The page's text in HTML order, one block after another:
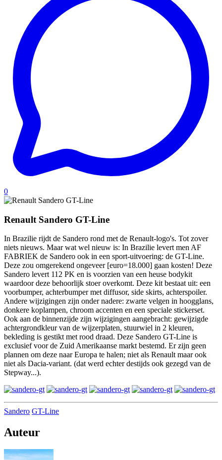
0
Renault Sandero GT-Line
In Brazilie rijdt de Sandero rond met de Renault-logo's. Tot zover
niets nieuws. Maar wat wel nieuw is: In Brazilie levert men AF
FABRIEK de Sandero ook in een sport-uitvoering: de GT-Line.
Deze zou omgerekend ongeveer [euro=18.000] gaan kosten! Deze
Sandero levert 112 PK en is voorzien van een heuse bodykit
waardoor deze behoorlijk stoer overkomt. Deze kit bestaat uit: een
voorbumper, achterbumper met diffusor, side skirts, achterspoiler.
Andere wijzigingen zijn onder nadere: zwarte velgen in hoogglans,
donkere koplampen, chroom accenten en een speciale stickerset.
Ook aan de binnenzijde zijn wijzigingen aangebracht: gewijzigde
achtergrondkleur van de wijzerplaten, stuurwiel in 2 kleuren,
bekleding is gestikt met rood draad. Deze Sandero GT-Line is
exclusief voor de Zuid Amerikaanse markt bestemd. Er zijn geen
plannen om deze naar Europa te halen; niet als Renault maar ook
niet als Dacia-variant. (dat werd echter destijds ook gezegd van de
Stepway...).
Sandero GT-Line
Auteur